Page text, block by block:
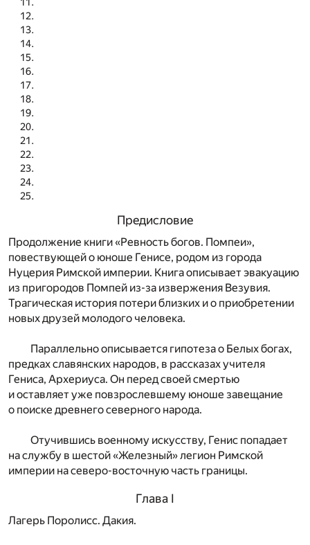
Предисловие
Продолжение книги «Ревность богов. Помпеи»,
повествующей о юноше Генисе, родом из города
Нуцерия Римской империи. Книга описывает эвакуацию
из пригородов Помпей из-за извержения Везувия.
Трагическая история потери близких и о приобретении
новых друзей молодого человека.
Параллельно описывается гипотеза о Белых богах,
предках славянских народов, в рассказах учителя
Гениса, Архериуса. Он перед своей смертью
и оставляет уже повзрослевшему юноше завещание
о поиске древнего северного народа.
Отучившись военному искусству, Генис попадает
на службу в шестой «Железный» легион Римской
империи на северо-восточную часть границы.
Глава I
Лагерь Поролисс. Дакия.